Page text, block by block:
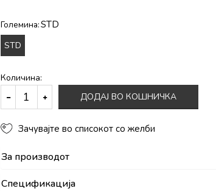
Големина:STD
STD
Количина:
ДОДАЈ ВО КОШНИЧКА
Зачувајте во списокот со желби
За производот
Спецификација